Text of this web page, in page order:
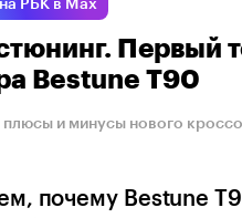
Omoda Changan
РБК в Max
Первый
Bestune T90
и минусы нового
почему Bestune